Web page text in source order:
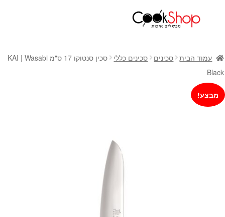
חנות
כלי בישול
סירים
מחבתות
כלי הגשה ואירוח
עמוד הבית סכינים סכינים כללי
סכין סנטוקו 17 ס"מ KAI | Wasabi
Black
מבצע!